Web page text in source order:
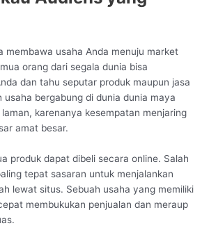
membawa usaha Anda menuju market
orang dari segala dunia bisa
dan tahu seputar produk maupun jasa
usaha bergabung di dunia dunia maya
karenanya kesempatan menjaring
amat besar.
produk dapat dibeli secara online. Salah
tepat sasaran untuk menjalankan
lewat situs. Sebuah usaha yang memiliki
membukukan penjualan dan meraup